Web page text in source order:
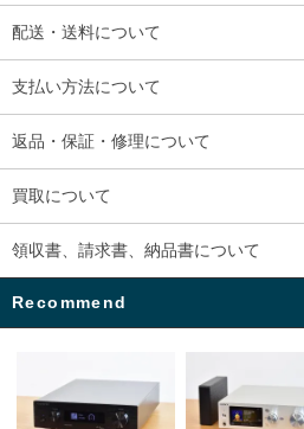
配送・送料について
支払い方法について
返品・保証・修理について
買取について
領収書、請求書、納品書について
Recommend